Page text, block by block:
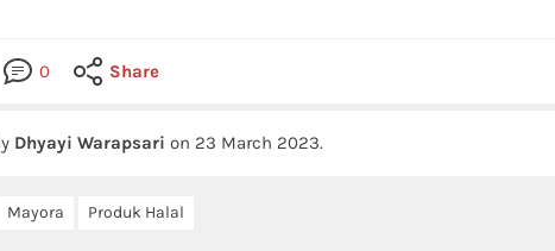
0 Share
Dhyayi Warapsari on 23 March 2023.
Mayora Produk Halal